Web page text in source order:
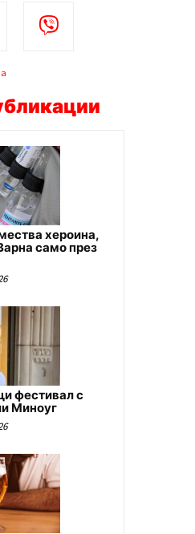
хероина,
само през
фестивал с
Миноуг